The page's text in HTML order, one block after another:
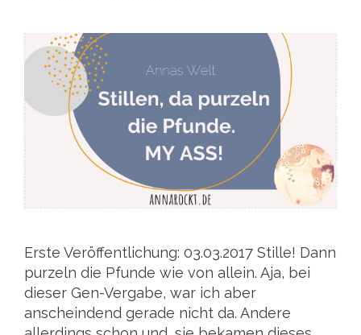
Erste Veröffentlichung: 03.03.2017 Stille! Dann
purzeln die Pfunde wie von allein. Aja, bei
dieser Gen-Vergabe, war ich aber
anscheindend gerade nicht da. Andere